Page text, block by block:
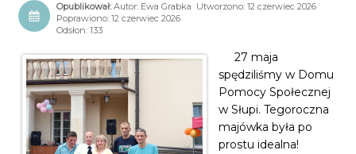
Autor: Ewa Grabka Utworzono: 12 czerwiec 2026
Poprawiono: 12 czerwiec 2026
Odsłon: 133
27 maja
spędziliśmy w Domu
Pomocy Społecznej
w Słupi. Tegoroczna
majówka była po
prostu idealna!